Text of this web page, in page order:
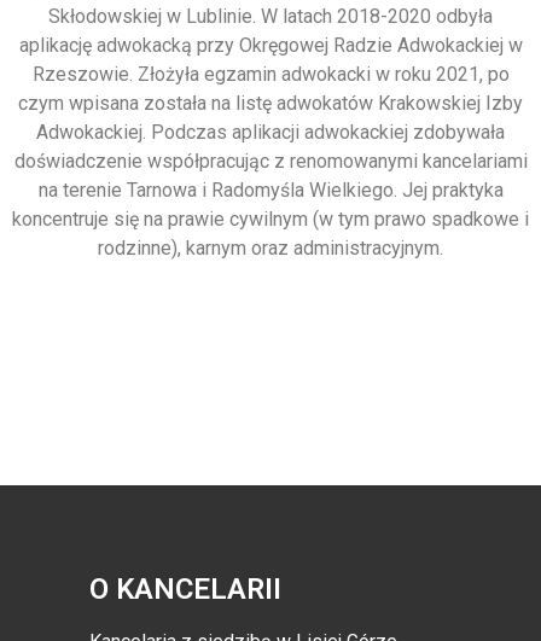
Skłodowskiej w Lublinie. W latach 2018-2020 odbyła
aplikację adwokacką przy Okręgowej Radzie Adwokackiej w
Rzeszowie. Złożyła egzamin adwokacki w roku 2021, po
czym wpisana została na listę adwokatów Krakowskiej Izby
Adwokackiej. Podczas aplikacji adwokackiej zdobywała
doświadczenie współpracując z renomowanymi kancelariami
na terenie Tarnowa i Radomyśla Wielkiego. Jej praktyka
koncentruje się na prawie cywilnym (w tym prawo spadkowe i
rodzinne), karnym oraz administracyjnym.
O KANCELARII